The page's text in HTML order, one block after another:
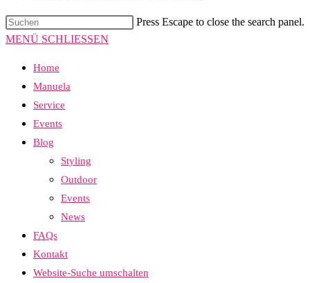
Press Escape to close the search panel.
MENÜ SCHLIESSEN
Home
Manuela
Service
Events
Blog
Styling
Outdoor
Events
News
FAQs
Kontakt
Website-Suche umschalten